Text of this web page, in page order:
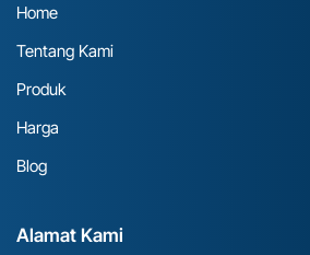
Home
Tentang Kami
Produk
Harga
Blog
Alamat Kami